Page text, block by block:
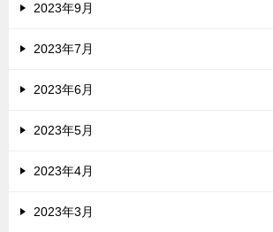
2023年9月
2023年7月
2023年6月
2023年5月
2023年4月
2023年3月